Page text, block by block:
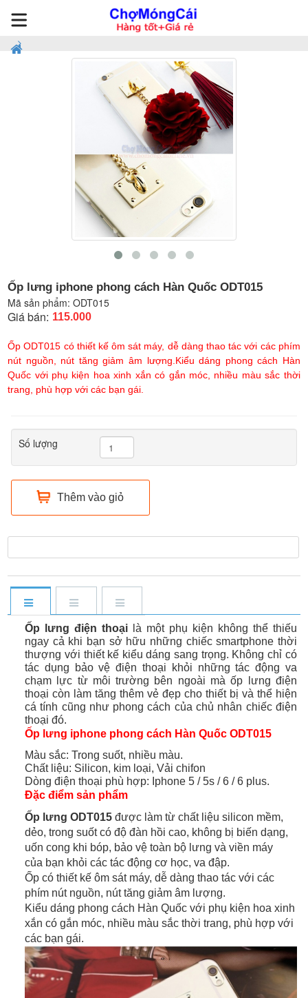
Ốp lưng iphone phong cách Hàn Quốc ODT015
Mã sản phẩm:ODT015
Giá bán: 115.000
Ốp ODT015 có thiết kế ôm sát máy, dễ dàng thao tác với các phím
nút nguồn, nút tăng giảm âm lượng.Kiểu dáng phong cách Hàn
Quốc với phụ kiện hoa xinh xắn có gắn móc, nhiều màu sắc thời
trang, phù hợp với các bạn gái.
Số lượng
Thêm vào giỏ
Ốp lưng điện thoại là một phụ kiện không thể thiếu
ngay cả khi bạn sở hữu những chiếc smartphone thời
thượng với thiết kế kiểu dáng sang trọng. Không chỉ có
tác dụng bảo vệ điện thoại khỏi những tác động va
chạm lực từ môi trường bên ngoài mà ốp lưng điện
thoại còn làm tăng thêm vẻ đẹp cho thiết bị và thể hiện
cá tính cũng như phong cách của chủ nhân chiếc điện
thoại đó.
Ốp lưng iphone phong cách Hàn Quốc ODT015
Màu sắc: Trong suốt, nhiều màu.
Chất liệu: Silicon, kim loại, Vải chifon
Dòng điện thoại phù hợp: Iphone 5 / 5s / 6 / 6 plus.
Đặc điểm sản phẩm
Ốp lưng ODT015 được làm từ chất liệu silicon mềm,
dẻo, trong suốt có độ đàn hồi cao, không bị biến dạng,
uốn cong khi bóp, bảo vệ toàn bộ lưng và viền máy
của bạn khỏi các tác động cơ học, va đập.
Ốp có thiết kế ôm sát máy, dễ dàng thao tác với các
phím nút nguồn, nút tăng giảm âm lượng.
Kiểu dáng phong cách Hàn Quốc với phụ kiện hoa xinh
xắn có gắn móc, nhiều màu sắc thời trang, phù hợp với
các bạn gái.